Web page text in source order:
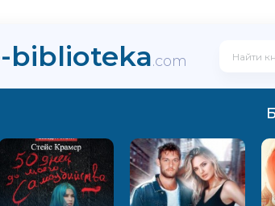
biblioteka.com